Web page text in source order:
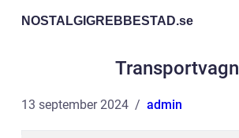
NOSTALGIGREBBESTAD.se
Transportvagn
13 september 2024 admin